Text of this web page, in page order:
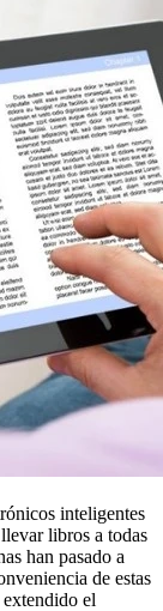
inteligentes
libros a todas
han pasado a
de estas
el